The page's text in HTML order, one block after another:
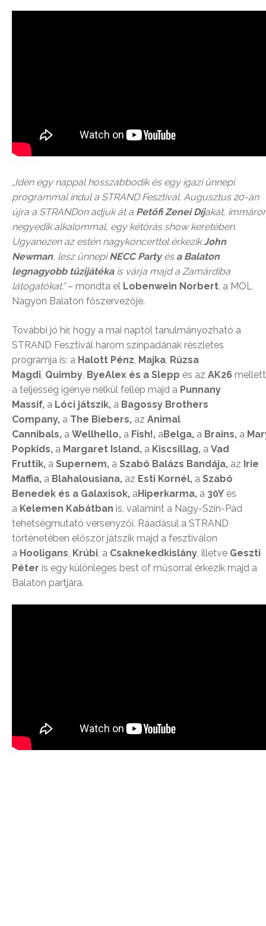
„Idén egy nappal hosszabbodik és egy igazi ünnepi
programmal indul a STRAND Fesztivál. Augusztus 20-án
újra a STRANDon adjuk át a Petőfi Zenei Díjakat,
negyedik alkalommal, egy kétórás show keretében.
Ugyanezen az estén nagykoncerttel érkezikJohn
Newman, lesz ünnepiNECC Partyés a Balaton
legnagyobb tűzijátékais várja majd a Zamárdiba
látogatókat.”– mondta el Lobenwein Norbert , a MOL
Nagyon Balaton főszervezője.
További jó hír, hogy a mai naptól tanulmányozható a
STRAND Fesztivál három színpadának részletes
programja is: a Halott Pénz Majka Rúzsa
Magdi Quimby ByeAlex és a Slepp és az AK26 mellett
a teljesség igénye nélkül fellép majd a Punnany
Massif, a Lóci játszik, a Bagossy Brothers
Company, a The Biebers, az Animal
Cannibals, a Wellhello, a Fish!, aBelga, a Brains, a
Popkids, a Margaret Island, a Kiscsillag, a Vad
Fruttik, a Supernem, a Szabó Balázs Bandája, az Irie
Maffia, a Blahalousiana, az Esti Kornél, a Szabó
Benedek és a Galaxisok, aHiperkarma, a 30Y és
a Kelemen Kabátban is, valamint a Nagy-Szín-Pad
tehetségmutató versenyzői. Ráadásul a STRAND
történetében először játszik majd a fesztiválon
a Hooligans Krúbi , a Csaknekedkislány , illetve Geszti
Péter is egy különleges best of műsorral érkezik majd a
Balaton partjára.